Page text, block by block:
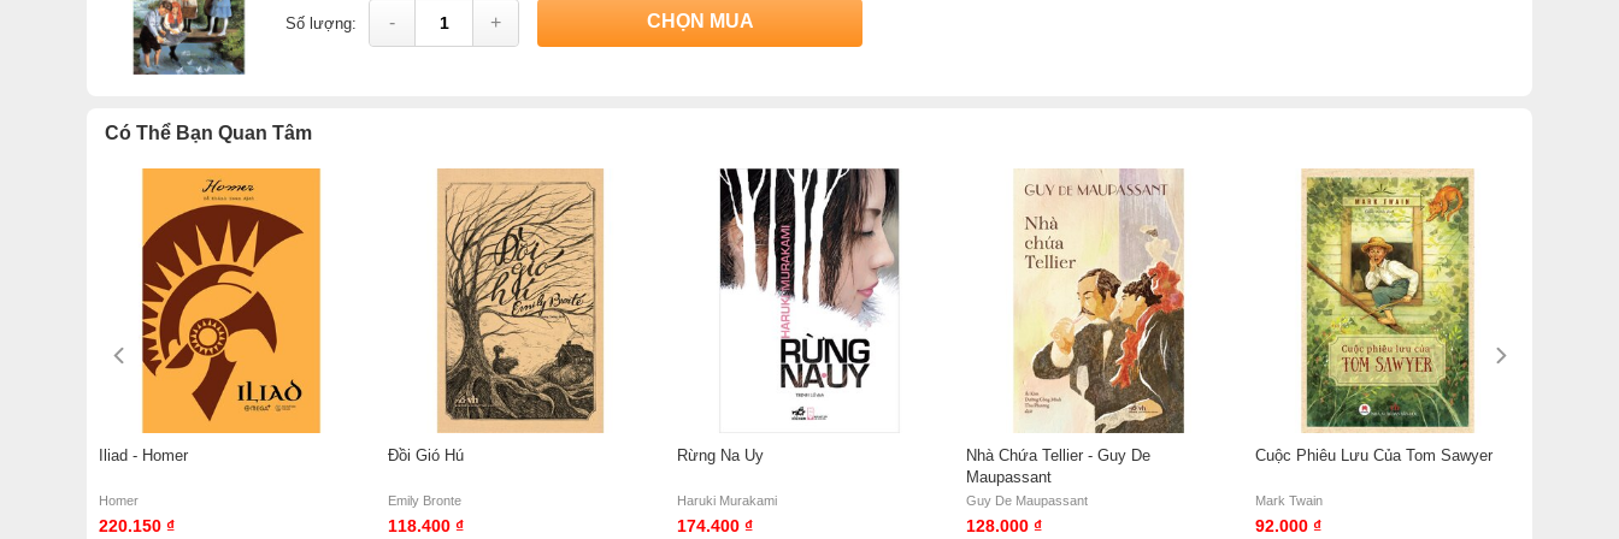
Số lượng: - + CHỌN MUA
Có Thể Bạn Quan Tâm
Iliad - Homer
Homer
220.150 ₫
Đồi Gió Hú
Emily Bronte
118.400 ₫
Rừng Na Uy
Haruki Murakami
174.400 ₫
Nhà Chứa Tellier - Guy De
Maupassant
Guy De Maupassant
128.000 ₫
Cuộc Phiêu Lưu Của Tom Sawyer
Mark Twain
92.000 ₫